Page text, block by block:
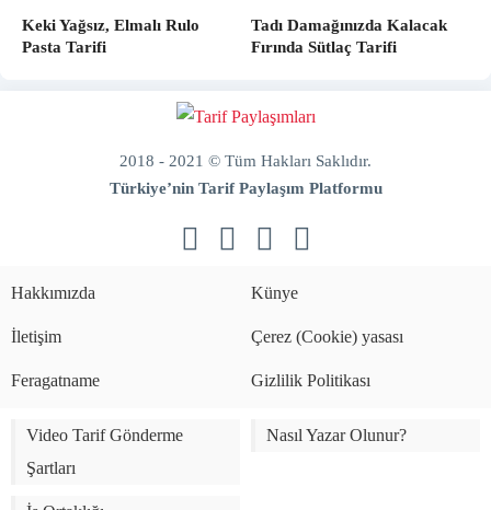
Keki Yağsız, Elmalı Rulo
Pasta Tarifi
Tadı Damağınızda Kalacak
Fırında Sütlaç Tarifi
2018 - 2021 © Tüm Hakları Saklıdır.
Türkiye’nin Tarif Paylaşım Platformu
sabitleme
Hakkımızda Künye
İletişim Çerez (Cookie) yasası
Feragatname Gizlilik Politikası
Video Tarif Gönderme
Şartları
Nasıl Yazar Olunur?